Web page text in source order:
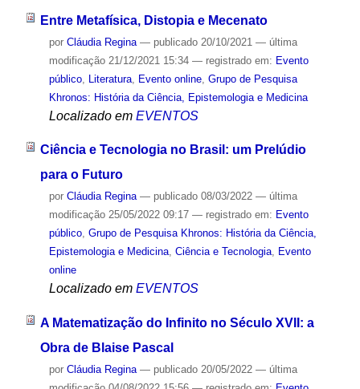
Entre Metafísica, Distopia e Mecenato
por Cláudia Regina — publicado20/10/2021 — última
modificação21/12/2021 15:34 — registrado em: Evento
público, Literatura, Evento online, Grupo de Pesquisa
Khronos: História da Ciência, Epistemologia e Medicina
Localizado em EVENTOS
Ciência e Tecnologia no Brasil: um Prelúdio
para o Futuro
por Cláudia Regina — publicado08/03/2022 — última
modificação25/05/2022 09:17 — registrado em: Evento
público, Grupo de Pesquisa Khronos: História da Ciência,
Epistemologia e Medicina, Ciência e Tecnologia, Evento
online
Localizado em EVENTOS
A Matematização do Infinito no Século XVII: a
Obra de Blaise Pascal
por Cláudia Regina — publicado20/05/2022 — última